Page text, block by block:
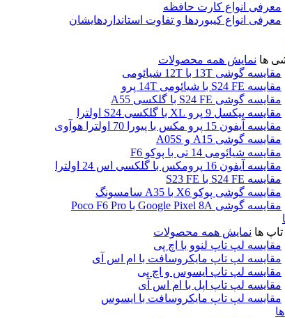
معرفی انواع کارت حافظه
معرفی انواع کیبوردها و تفاوت استانداردهایشان
ها نمایش همه محصولات
مقایسه گوشی 13T با 12T شیائومی
مقایسه S24 FE با شیائومی 14T پرو
مقایسه گوشی S24 FE با گلکسی A55
مقایسه پیکسل 9 پرو XL با گلکسی S24 اولترا
مقایسه آیفون 15 پرو مکس با پیورا 70 اولترا هوآوی
مقایسه گوشی A15 و A05S
مقایسه شیائومی 14 تی با پوکو F6
مقایسه آیفون 16 پرومکس با گلکسی اس 24 اولترا
مقایسه S24 FE با S23 FE
مقایسه گوشی پوکو X6 با A35 سامسونگ
مقایسه گوشی Google Pixel 8A با Poco F6 Pro
ها نمایش همه محصولات
مقایسه لپ تاپ لنوو با اچ پی
مقایسه لپ تاپ مایکروسافت با ام اس آی
مقایسه لپ تاپ ایسوس و اچ پی
مقایسه لپ تاپ اپل با ام اس آی
مقایسه لپ تاپ مایکروسافت با ایسوس